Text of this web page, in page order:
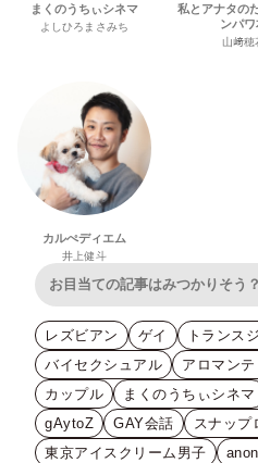
まくのうちぃシネマ
よしひろまさみち
私とアナタの
ンパワ
山﨑穂
カルぺディエム
井上健斗
レズビアン ゲイ
トランス
バイセクシュアル
アロマンテ
カップル
まくのうちぃシネマ
gAytoZ
GAY会話 スナップ
東京アイスクリーム男子